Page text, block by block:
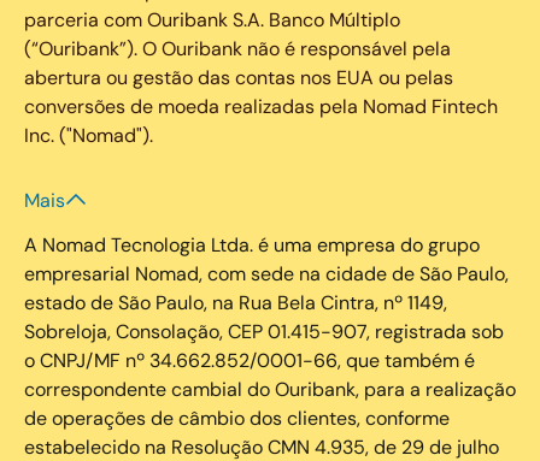
parceria com Ouribank S.A. Banco Múltiplo
(“Ouribank”). O Ouribank não é responsável pela
abertura ou gestão das contas nos EUA ou pelas
conversões de moeda realizadas pela Nomad Fintech
Inc. ("Nomad").
Mais
A Nomad Tecnologia Ltda. é uma empresa do grupo
empresarial Nomad, com sede na cidade de São Paulo,
estado de São Paulo, na Rua Bela Cintra, nº 1149,
Sobreloja, Consolação, CEP 01.415-907, registrada sob
o CNPJ/MF nº 34.662.852/0001-66, que também é
correspondente cambial do Ouribank, para a realização
de operações de câmbio dos clientes, conforme
estabelecido na Resolução CMN 4.935, de 29 de julho